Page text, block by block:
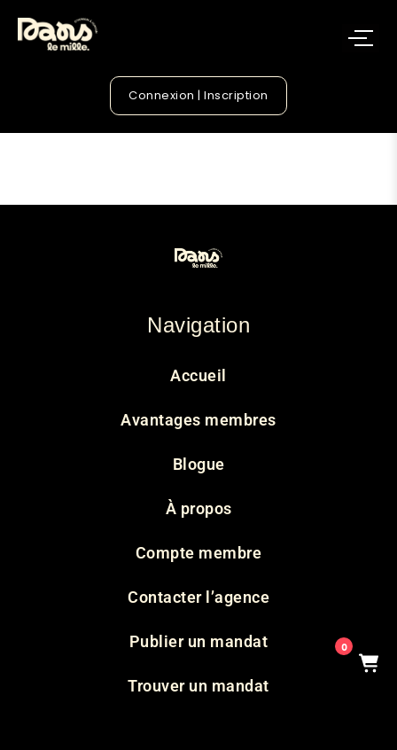
Connexion | Inscription
Navigation
Accueil
Avantages membres
Blogue
À propos
Compte membre
Contacter l’agence
Publier un mandat
Trouver un mandat
0